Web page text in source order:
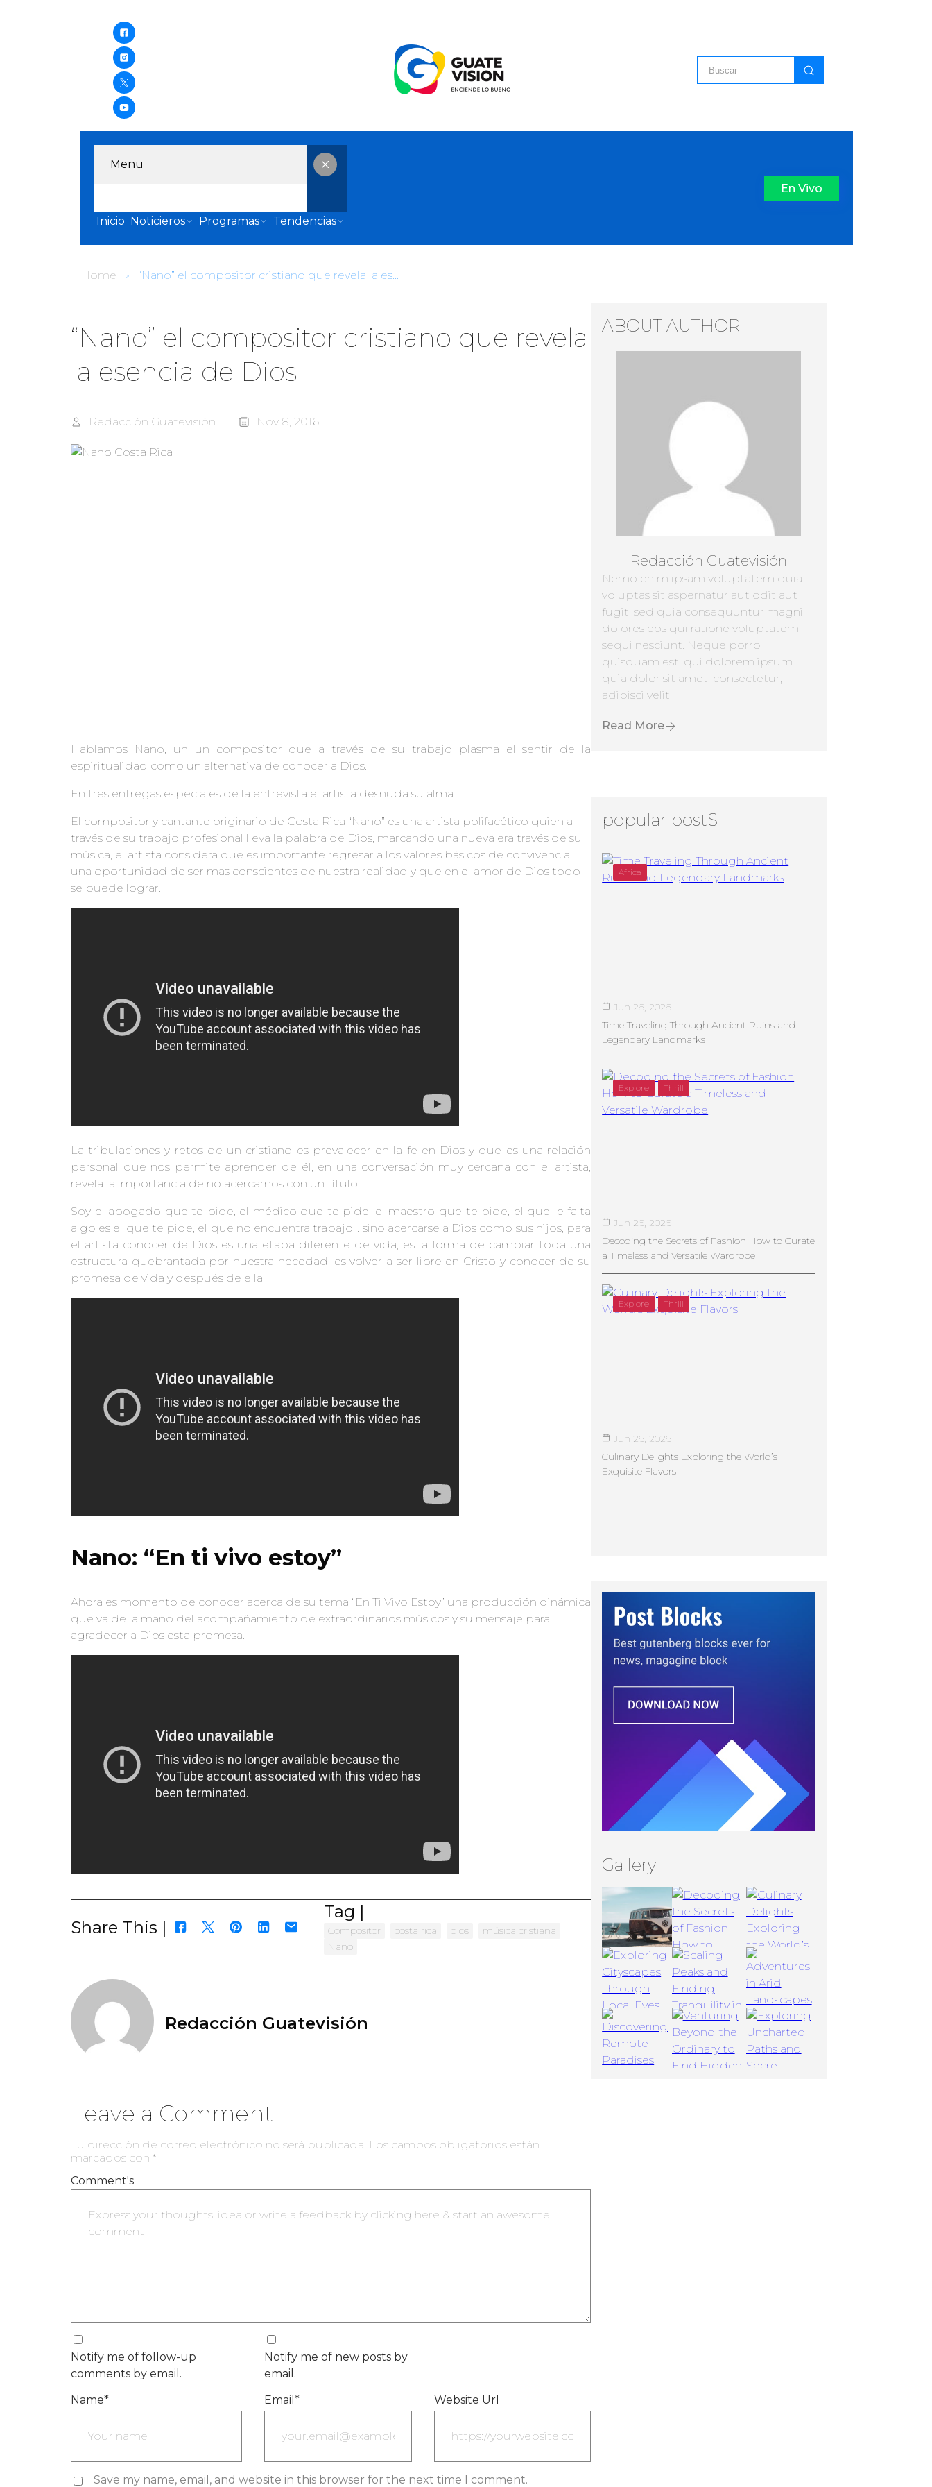
Menu
Inicio Noticieros Programas Tendencias
En Vivo
Home “Nano” el compositor cristiano que revela la esencia de Dios
“Nano” el compositor cristiano que revela
la esencia de Dios
Redacción Guatevisión Nov 8, 2016
Hablamos Nano, un un compositor que a través de su trabajo plasma el sentir de la
espiritualidad como un alternativa de conocer a Dios.
En tres entregas especiales de la entrevista el artista desnuda su alma.
El compositor y cantante originario de Costa Rica “Nano” es una artista polifacético quien a
través de su trabajo profesional lleva la palabra de Dios, marcando una nueva era través de su
música, el artista considera que es importante regresar a los valores básicos de convivencia,
una oportunidad de ser mas conscientes de nuestra realidad y que en el amor de Dios todo
se puede lograr.
La tribulaciones y retos de un cristiano es prevalecer en la fe en Dios y que es una relación
personal que nos permite aprender de él, en una conversación muy cercana con el artista,
revela la importancia de no acercarnos con un título.
Soy el abogado que te pide, el médico que te pide, el maestro que te pide, el que le falta
algo es el que te pide, el que no encuentra trabajo… sino acercarse a Dios como sus hijos, para
el artista conocer de Dios es una etapa diferente de vida, es la forma de cambiar toda una
estructura quebrantada por nuestra necedad, es volver a ser libre en Cristo y conocer de su
promesa de vida y después de ella.
Nano: “En ti vivo estoy”
Ahora es momento de conocer acerca de su tema “En Ti Vivo Estoy” una producción dinámica
que va de la mano del acompañamiento de extraordinarios músicos y su mensaje para
agradecer a Dios esta promesa.
Share This |
Tag |
Compositor costa rica dios
música cristiana
Nano
Redacción Guatevisión
Leave a Comment
Tu dirección de correo electrónico no será publicada. Los campos obligatorios están
marcados con *
Comment's
Name* Email* Website Url
Save my name, email, and website in this browser for the next time I comment.
Notify me of follow-up
comments by email.
Notify me of new posts by
email.
ABOUT AUTHOR
Redacción Guatevisión
Nemo enim ipsam voluptatem quia
voluptas sit aspernatur aut odit aut
fugit, sed quia consequuntur magni
dolores eos qui ratione voluptatem
sequi nesciunt. Neque porro
quisquam est, qui dolorem ipsum
quia dolor sit amet, consectetur,
adipisci velit...
Read More
popular postS
Africa
Jun 26, 2026
Time Traveling Through Ancient Ruins and
Legendary Landmarks
Explore Thrill
Jun 26, 2026
Decoding the Secrets of Fashion How to Curate
a Timeless and Versatile Wardrobe
Explore Thrill
Jun 26, 2026
Culinary Delights Exploring the World’s
Exquisite Flavors
Gallery